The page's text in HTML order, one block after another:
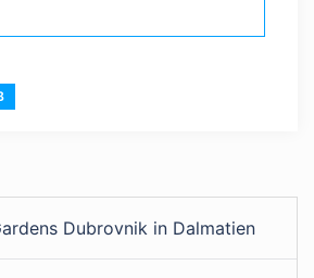
Dubrovnik in Dalmatien